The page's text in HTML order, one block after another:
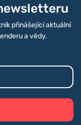
přinášející aktuální
a vědy.